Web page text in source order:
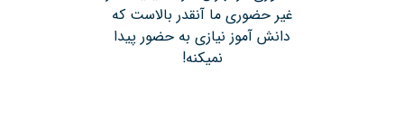
غیر حضوری ما آنقدر بالاست که
دانش آموز نیازی به حضور پیدا
نمیکنه!